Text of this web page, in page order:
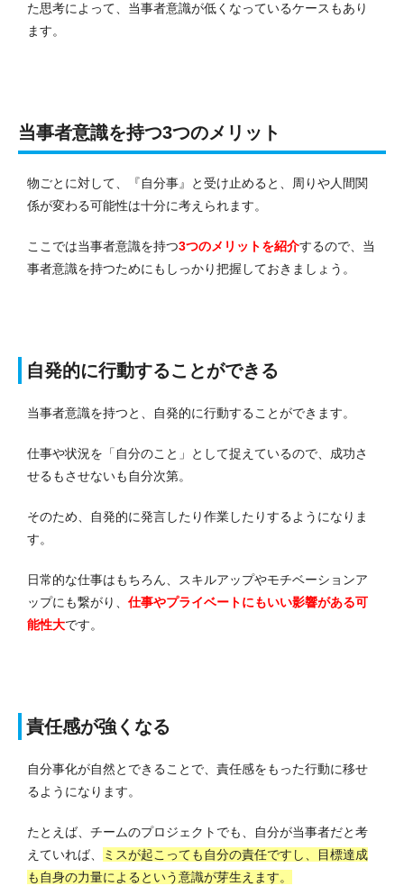
た思考によって、当事者意識が低くなっているケースもあり
ます。
当事者意識を持つ3つのメリット
物ごとに対して、『自分事』と受け止めると、周りや人間関
係が変わる可能性は十分に考えられます。
ここでは当事者意識を持つ3つのメリットを紹介するので、当
事者意識を持つためにもしっかり把握しておきましょう。
自発的に行動することができる
当事者意識を持つと、自発的に行動することができます。
仕事や状況を「自分のこと」として捉えているので、成功さ
せるもさせないも自分次第。
そのため、自発的に発言したり作業したりするようになりま
す。
日常的な仕事はもちろん、スキルアップやモチベーションア
ップにも繋がり、 仕事やプライベートにもいい影響がある可
能性大です。
責任感が強くなる
自分事化が自然とできることで、責任感をもった行動に移せ
るようになります。
たとえば、チームのプロジェクトでも、自分が当事者だと考
えていれば、
ミスが起こっても自分の責任ですし、目標達成
も自身の力量によるという意識が芽生えます。